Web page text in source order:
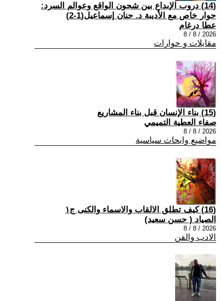
(14) دروب الإبداع بين شجون الواقع وعوالم السرد:
حوار خاص مع الأديبة د. حنان إسماعيل(1-2)
عطا درغام
2026 / 8 / 8
مقابلات و حوارات
(15) بناء الإنسان قبل بناء المشاريع
صفاء العطية التميمي
2026 / 8 / 8
مواضيع وابحاث سياسية
(16) كيف تطلق الالقاب والاسماء والكنى ج١
الصياد ‏( حسن سعيد‏)
2026 / 8 / 8
الادب والفن